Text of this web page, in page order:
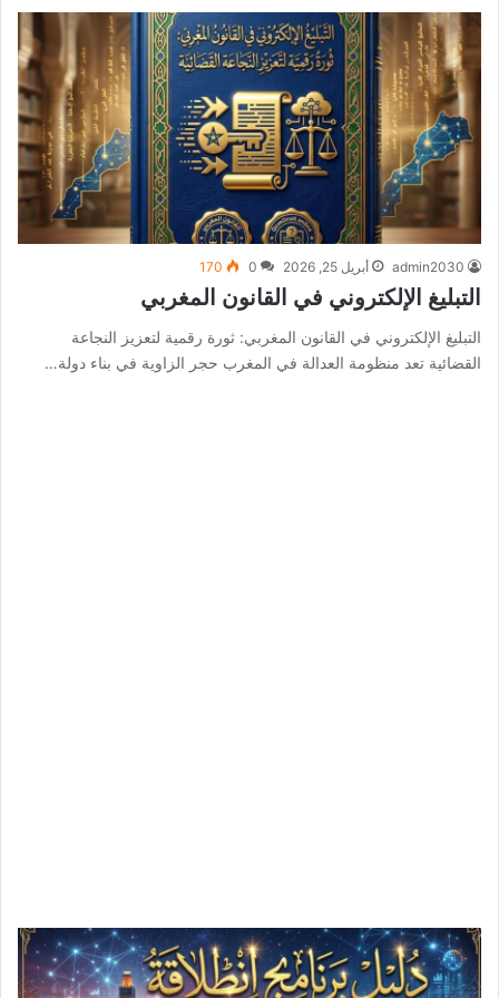
admin2030 أبريل 25, 2026 0
170
التبليغ الإلكتروني في القانون المغربي
التبليغ الإلكتروني في القانون المغربي: ثورة رقمية لتعزيز النجاعة
القضائية تعد منظومة العدالة في المغرب حجر الزاوية في بناء دولة…